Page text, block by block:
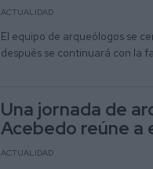
ACTUALIDAD
El equipo de arqueólogos se
después se continuará con la
Una jornada de
Acebedo reúne a
ACTUALIDAD